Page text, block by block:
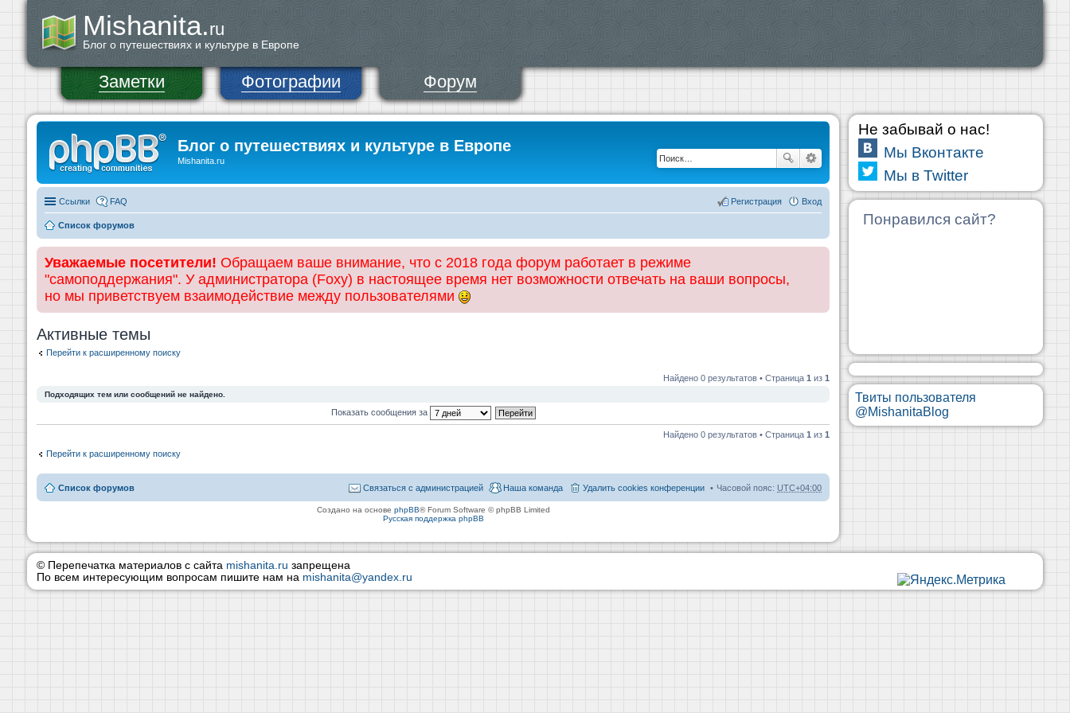
Mishanita.ru
Блог о путешествиях и культуре в Европе
Заметки Фотографии Форум
Блог о путешествиях и культуре в Европе
Mishanita.ru
Ссылки FAQ Вход
Регистрация
Список форумов
Уважаемые посетители! Обращаем ваше внимание, что с 2018 года форум работает в режиме
"самоподдержания". У администратора (Foxy) в настоящее время нет возможности отвечать на ваши вопросы,
но мы приветствуем взаимодействие между пользователями
Активные темы
Перейти к расширенному поиску
Найдено 0 результатов • Страница 1 из 1
Подходящих тем или сообщений не найдено.
Показать сообщения за
Найдено 0 результатов • Страница 1 из 1
Перейти к расширенному поиску
Список форумов Часовой пояс: UTC+04:00
Удалить cookies конференции
Наша команда
Связаться с администрацией
Создано на основе phpBB® Forum Software © phpBB Limited
Русская поддержка phpBB
Не забывай о нас!
Мы Вконтакте
Мы в Twitter
Понравился сайт?
Твиты пользователя
@MishanitaBlog
© Перепечатка материалов с сайта mishanita.ru запрещена
По всем интересующим вопросам пишите нам на mishanita@yandex.ru